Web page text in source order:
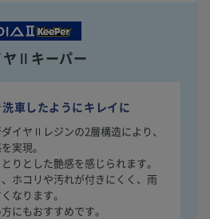
ヤⅡキーパー
車したようにキレイに
イヤⅡレジンの2層構造により、
実現。
りとした艶感を感じられます。
ホコリや汚れが付きにくく、雨
なります。
にもおすすめです。